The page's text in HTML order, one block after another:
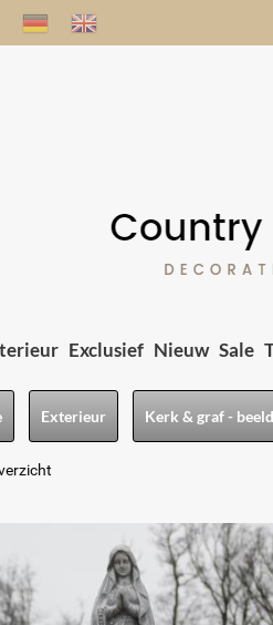
Exclusief Nieuw Sale
Exterieur Kerk & graf -